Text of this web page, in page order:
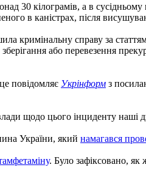
30 кілограмів, а в
в каністрах, після
кримінальну справу за
або перевезення
повідомляє Укрінформ з
щодо цього інциденту наші
України, який намагався
. Було зафіксовано, як